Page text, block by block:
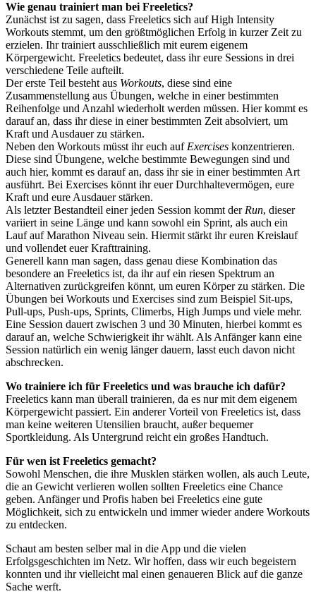
Wie genau trainiert man bei Freeletics?
Zunächst ist zu sagen, dass Freeletics sich auf High Intensity
Workouts stemmt, um den größtmöglichen Erfolg in kurzer Zeit zu
erzielen. Ihr trainiert ausschließlich mit eurem eigenem
Körpergewicht. Freeletics bedeutet, dass ihr eure Sessions in drei
verschiedene Teile aufteilt.
Der erste Teil besteht aus Workouts, diese sind eine
Zusammenstellung aus Übungen, welche in einer bestimmten
Reihenfolge und Anzahl wiederholt werden müssen. Hier kommt es
darauf an, dass ihr diese in einer bestimmten Zeit absolviert, um
Kraft und Ausdauer zu stärken.
Neben den Workouts müsst ihr euch aufExercises konzentrieren.
Diese sind Übungene, welche bestimmte Bewegungen sind und
auch hier, kommt es darauf an, dass ihr sie in einer bestimmten Art
ausführt. Bei Exercises könnt ihr euer Durchhaltevermögen, eure
Kraft und eure Ausdauer stärken.
Als letzter Bestandteil einer jeden Session kommt derRun, dieser
variiert in seine Länge und kann sowohl ein Sprint, als auch ein
Lauf auf Marathon Niveau sein. Hiermit stärkt ihr euren Kreislauf
und vollendet euer Krafttraining.
Generell kann man sagen, dass genau diese Kombination das
besondere an Freeletics ist, da ihr auf ein riesen Spektrum an
Alternativen zurückgreifen könnt, um euren Körper zu stärken. Die
Übungen bei Workouts und Exercises sind zum Beispiel Sit-ups,
Pull-ups, Push-ups, Sprints, Climerbs, High Jumps und viele mehr.
Eine Session dauert zwischen 3 und 30 Minuten, hierbei kommt es
darauf an, welche Schwierigkeit ihr wählt. Als Anfänger kann eine
Session natürlich ein wenig länger dauern, lasst euch davon nicht
abschrecken.
Wo trainiere ich für Freeletics und was brauche ich dafür?
Freeletics kann man überall trainieren, da es nur mit dem eigenem
Körpergewicht passiert. Ein anderer Vorteil von Freeletics ist, dass
man keine weiteren Utensilien braucht, außer bequemer
Sportkleidung. Als Untergrund reicht ein großes Handtuch.
Für wen ist Freeletics gemacht?
Sowohl Menschen, die ihre Musklen stärken wollen, als auch Leute,
die an Gewicht verlieren wollen sollten Freeletics eine Chance
geben. Anfänger und Profis haben bei Freeletics eine gute
Möglichkeit, sich zu entwickeln und immer wieder andere Workouts
zu entdecken.
Schaut am besten selber mal in die App und die vielen
Erfolgsgeschichten im Netz. Wir hoffen, dass wir euch begeistern
konnten und ihr vielleicht mal einen genaueren Blick auf die ganze
Sache werft.